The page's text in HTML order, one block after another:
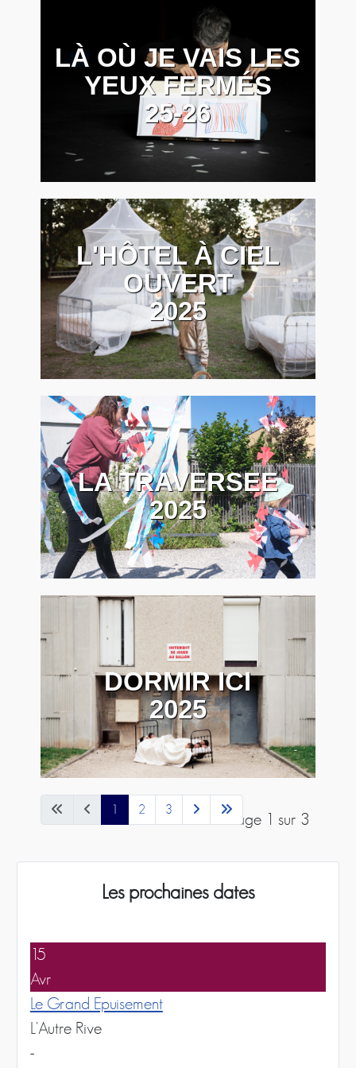
LÀ OÙ JE VAIS LES
YEUX FERMÉS
25-26
L'HÔTEL À CIEL
OUVERT
2025
LA TRAVERSEE
2025
DORMIR ICI
2025
Page 1 sur 3
1 2 3
Les prochaines dates
15
Avr
Le Grand Epuisement
L'Autre Rive
-